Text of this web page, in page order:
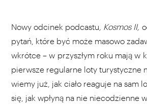
Nowy odcinek podcastu, Kosmos II,
pytań, które być może masowo
wkrótce – w przyszłym roku mają w
pierwsze regularne loty turystyczne
wiemy już, jak ciało reaguje na sam
się, jak wpłyną na nie niecodzienne